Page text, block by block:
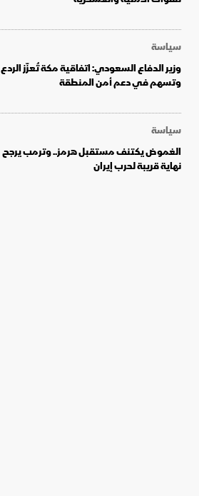
سياسة
وزير الدفاع السعودي: اتفاقية مكة تُعزّز الردع
وتسهم في دعم أمن المنطقة
سياسة
الغموض يكتنف مستقبل هرمز.. وترمب يرجح
نهاية قريبة لحرب إيران